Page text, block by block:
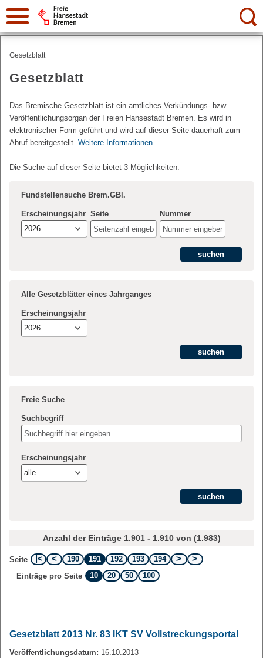
Suche:
Gesetzblatt
Gesetzblatt
Das Bremische Gesetzblatt ist ein amtliches Verkündungs- bzw.
Veröffentlichungsorgan der Freien Hansestadt Bremen. Es wird in
elektronischer Form geführt und wird auf dieser Seite dauerhaft zum
Abruf bereitgestellt. Weitere Informationen
Die Suche auf dieser Seite bietet 3 Möglichkeiten.
Fundstellensuche Brem.GBl.
Erscheinungsjahr
2026
Seite Nummer
Alle Gesetzblätter eines Jahrganges
Erscheinungsjahr
2026
Freie Suche
Suchbegriff
Erscheinungsjahr
alle
Anzahl der Einträge 1.901 - 1.910 von (1.983)
Seite 190 191 192 193
194
Einträge pro Seite
10 20 50 100
Gesetzblatt 2013 Nr. 83 IKT SV Vollstreckungsportal
Veröffentlichungsdatum: 16.10.2013